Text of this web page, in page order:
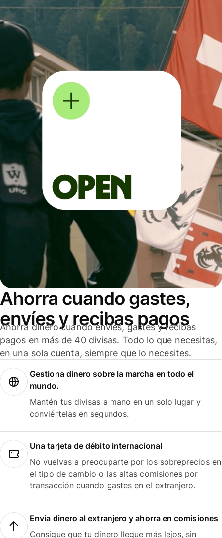
Ahorra cuando gastes,
envíes y recibas pagos
Ahorra dinero cuando envíes, gastes y recibas
pagos en más de 40 divisas. Todo lo que necesitas,
en una sola cuenta, siempre que lo necesites.
Gestiona dinero sobre la marcha en todo el
mundo.
Mantén tus divisas a mano en un solo lugar y
conviértelas en segundos.
Una tarjeta de débito internacional
No vuelvas a preocuparte por los sobreprecios en
el tipo de cambio o las altas comisiones por
transacción cuando gastes en el extranjero.
Envía dinero al extranjero y ahorra en comisiones
Consigue que tu dinero llegue más lejos, sin